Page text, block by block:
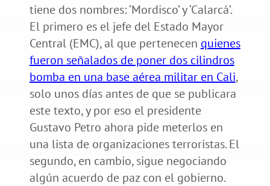
tiene dos nombres: ‘Mordisco’ y ‘Calarcá’.
El primero es el jefe del Estado Mayor
Central (EMC), al que pertenecen quienes
fueron señalados de poner dos cilindros
bomba en una base aérea militar en Cali,
solo unos días antes de que se publicara
este texto, y por eso el presidente
Gustavo Petro ahora pide meterlos en
una lista de organizaciones terroristas. El
segundo, en cambio, sigue negociando
algún acuerdo de paz con el gobierno.